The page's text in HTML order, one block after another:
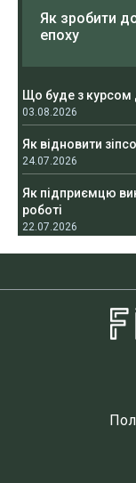
Як зробити
епоху
Що буде з курсом
03.08.2026
Як відновити
24.07.2026
Як підприємцю
роботі
22.07.2026